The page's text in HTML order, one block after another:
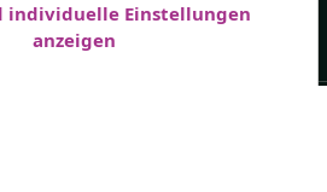
individuelle Einstellungen
anzeigen